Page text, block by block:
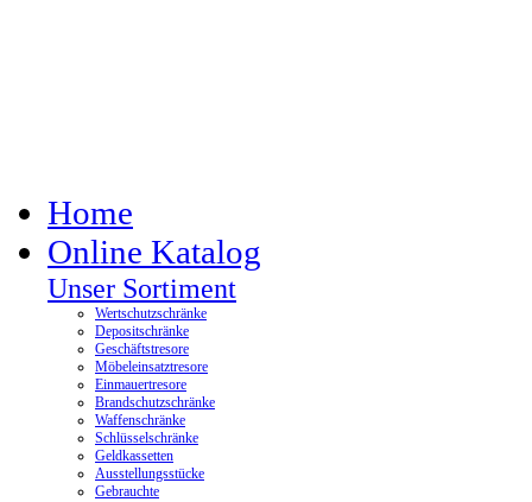
Home
Online Katalog
Unser Sortiment
Wertschutzschränke
Depositschränke
Geschäftstresore
Möbeleinsatztresore
Einmauertresore
Brandschutzschränke
Waffenschränke
Schlüsselschränke
Geldkassetten
Ausstellungsstücke
Gebrauchte